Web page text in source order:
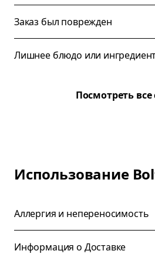
Заказ был поврежден
Лишнее блюдо или
Посмотреть все
Использование
Аллергия и непереносимость
Информация о Доставке